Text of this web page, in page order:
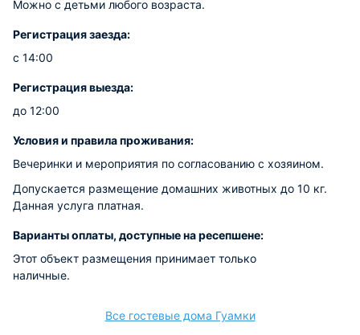
Можно с детьми любого возраста.
Регистрация заезда:
с 14:00
Регистрация выезда:
до 12:00
Условия и правила проживания:
Вечеринки и мероприятия по согласованию с хозяином.
Допускается размещение домашних животных до 10 кг.
Данная услуга платная.
Варианты оплаты, доступные на ресепшене:
Этот объект размещения принимает только
наличные.
Все гостевые дома Гуамки